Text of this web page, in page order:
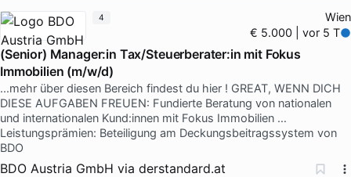
Wien
€ 5.000 | vor 5 T
(Senior) Manager:in Tax/Steuerberater:in mit Fokus
Immobilien (m/w/d)
...mehr über diesen Bereich findest du hier ! GREAT, WENN DICH
DIESE AUFGABEN FREUEN: Fundierte Beratung von nationalen
und internationalen Kund:innen mit Fokus Immobilien …
Leistungsprämien: Beteiligung am Deckungsbeitragssystem von
BDO
BDO Austria GmbH via derstandard.at
4